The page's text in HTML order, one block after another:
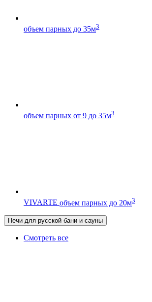
объем парных до 35м3
объем парных от 9 до 35м3
VIVARTE объем парных до 20м3
Печи для русской бани и сауны
Смотреть все